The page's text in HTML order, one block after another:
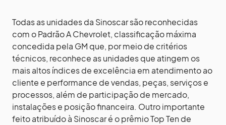
Todas as unidades da Sinoscar são reconhecidas
com o Padrão A Chevrolet, classificação máxima
concedida pela GM que, por meio de critérios
técnicos, reconhece as unidades que atingem os
mais altos índices de excelência em atendimento ao
cliente e performance de vendas, peças, serviços e
processos, além de participação de mercado,
instalações e posição financeira. Outro importante
feito atribuído à Sinoscar é o prêmio Top Ten de